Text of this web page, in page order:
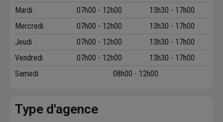
Mardi
07h00 - 12h00
13h30 - 17h00
Mercredi
07h00 - 12h00
13h30 - 17h00
Jeudi
07h00 - 12h00
13h30 - 17h00
Vendredi
07h00 - 12h00
13h30 - 17h00
Samedi
08h00 - 12h00
Type d'agence